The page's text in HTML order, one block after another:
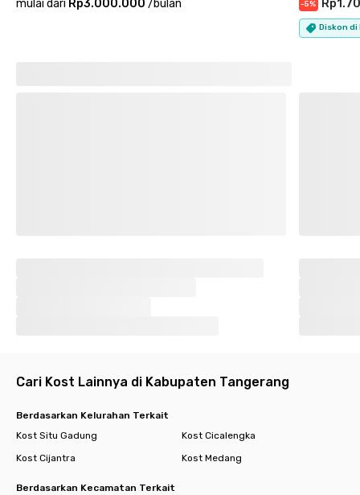
mulai dari Rp3.000.000 /bulan -5%
Diskon
Cari Kost Lainnya di Kabupaten Tangerang
Berdasarkan Kelurahan Terkait
Kost Situ Gadung
Kost Cicalengka
Kost Cijantra
Kost Medang
Berdasarkan Kecamatan Terkait